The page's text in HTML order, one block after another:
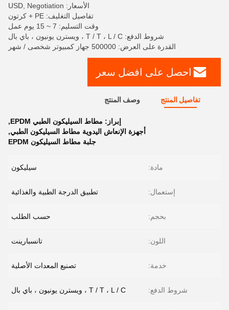
الأسعار: USD, Negotiation
تفاصيل التغليف: PE + كرتون
وقت التسليم: 7 ~ 15 يوم عمل
شروط الدفع: T / T ، L / C ، ويسترن يونيون ، باي بال
القدرة على العرض: 500000 جهاز كمبيوتر شخصى / شهر
احصل على افضل سعر
تفاصيل المنتج وصف المنتج
إبراز: مطاط السيليكون الطبي EPDM
,
أجهزة الإنعاش اليدوية مطاط السيليكون الطبي,
جلبة مطاط السيليكون EPDM
مادة: سيليكون
إستعمال: تطبيق الدرجة الطبية والغذائية
بحجم: حسب الطلب
اللون: تانسبارينت
خدمة: تصنيع المعدات الأصلية
شروط الدفع: T / T ، L / C ، ويسترن يونيون ، باي بال